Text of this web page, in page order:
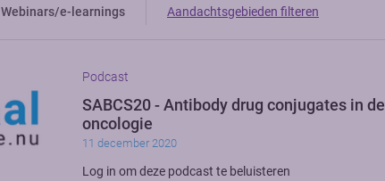
Webinars/e-learnings Aandachtsgebieden filteren
Podcast
SABCS20 - Antibody drug conjugates in de
oncologie
11 december 2020
Log in om deze podcast te beluisteren